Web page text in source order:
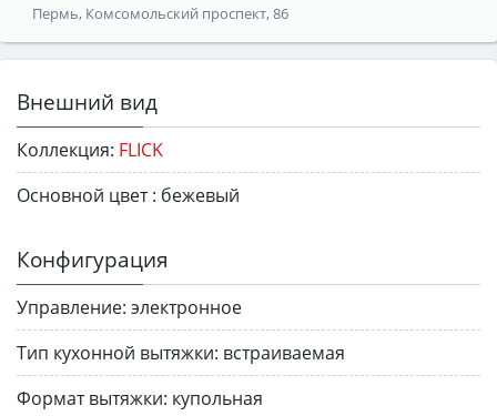
Пермь, Комсомольский проспект, 86
Внешний вид
Коллекция: FLICK
Основной цвет : бежевый
Конфигурация
Управление: электронное
Тип кухонной вытяжки: встраиваемая
Формат вытяжки: купольная